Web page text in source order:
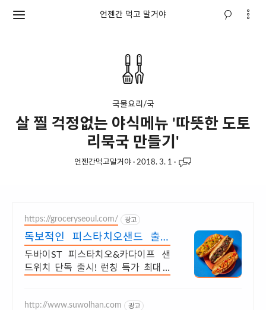
언젠간 먹고 말거야
국물요리/국
살 찔 걱정없는 야식메뉴 '따뜻한 도토
리묵국 만들기'
언젠간먹고말거야· 2018. 3. 1 ·
https://groceryseoul.com/ 광고
독보적인 피스타치오샌드 출시
저당+식이섬유로 건강하게
두바이ST 피스타치오&카다이프 샌
드위치 단독 출시! 런칭 특가 최대 4
http://www.suwolhan.com 광고